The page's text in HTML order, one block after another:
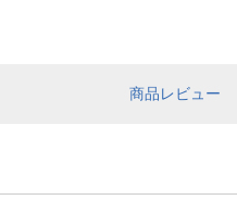
商品レビュー